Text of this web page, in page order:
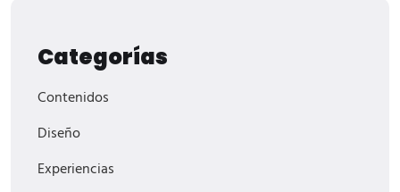
Categorías
Contenidos
Diseño
Experiencias